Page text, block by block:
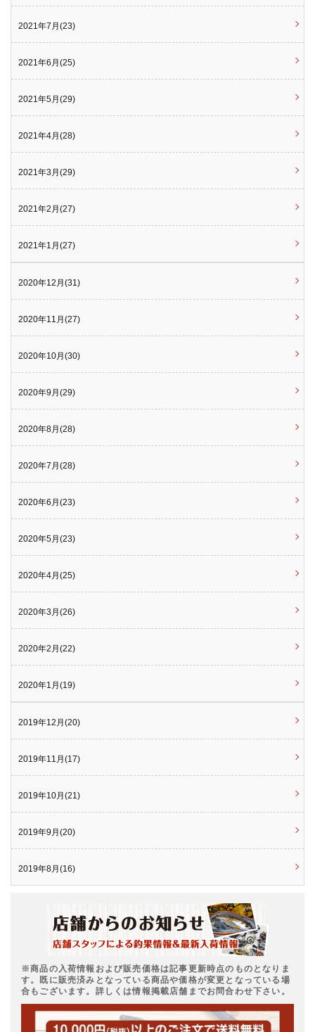
2021年7月(23)
2021年6月(25)
2021年5月(29)
2021年4月(28)
2021年3月(29)
2021年2月(27)
2021年1月(27)
2020年12月(31)
2020年11月(27)
2020年10月(30)
2020年9月(29)
2020年8月(28)
2020年7月(28)
2020年6月(23)
2020年5月(23)
2020年4月(25)
2020年3月(26)
2020年2月(22)
2020年1月(19)
2019年12月(20)
2019年11月(17)
2019年10月(21)
2019年9月(20)
2019年8月(16)
※商品の入荷情報および販売価格は記事更新時点のものとなりま
す。既に販売済みとなっている商品や価格が変更となっている場
合もございます。詳しくは情報掲載店舗までお問合わせ下さい。